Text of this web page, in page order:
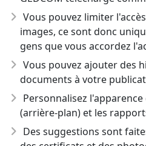
Vous pouvez limiter
images, ce sont donc
gens que vous accordez
Vous pouvez ajouter des
documents à votre
Personnalisez
(arrière-plan) et les
Des suggestions sont